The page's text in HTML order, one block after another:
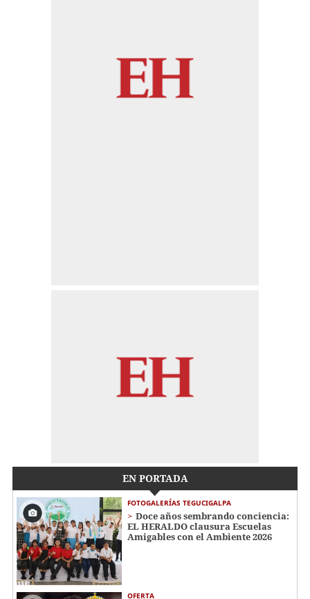
EN PORTADA
FOTOGALERÍAS TEGUCIGALPA
Doce años sembrando conciencia:
EL HERALDO clausura Escuelas
Amigables con el Ambiente 2026
OFERTA